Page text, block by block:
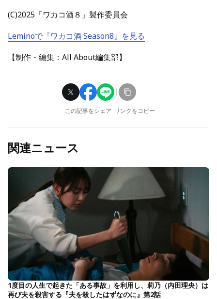
(C)2025「ワカコ酒８」製作委員会
Leminoで『ワカコ酒 Season8』を見る
【制作・編集：All About編集部】
この記事をシェア リンクをコピー
関連ニュース
1度目の人生で起きた「ある事故」を利用し、莉乃（内田理央）は
再び夫を殺害する『夫を殺したはずなのに』第2話